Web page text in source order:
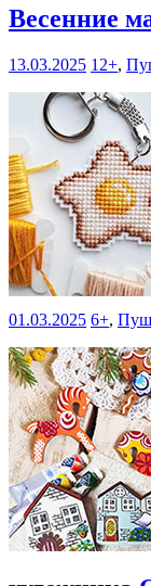
Весенние
13.03.2025 12+,
01.03.2025 6+,